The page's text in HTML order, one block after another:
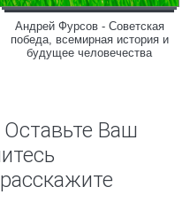
Андрей Фурсов - Советская
победа, всемирная история и
будущее человечества
Ваш